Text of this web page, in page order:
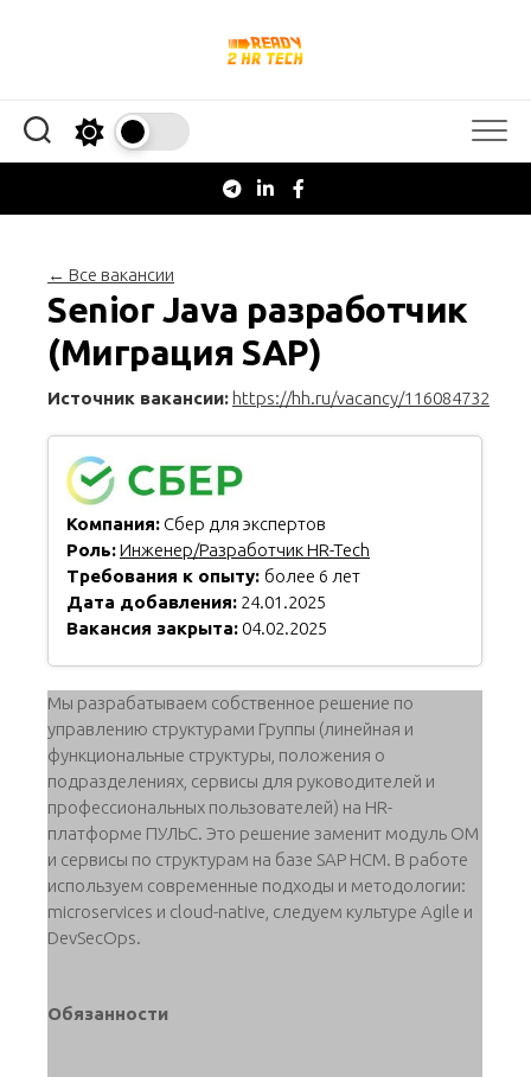
← Все вакансии
Senior Java разработчик
(Миграция SAP)
Источник вакансии: https://hh.ru/vacancy/116084732
Компания: Сбер для экспертов
Роль:Инженер/Разработчик HR-Tech
Требования к опыту: более 6 лет
Дата добавления: 24.01.2025
Вакансия закрыта: 04.02.2025
Мы разрабатываем собственное решение по
управлению структурами Группы (линейная и
функциональные структуры, положения о
подразделениях, сервисы для руководителей и
профессиональных пользователей) на HR-
платформе ПУЛЬС. Это решение заменит модуль ОМ
и сервисы по структурам на базе SAP HCM. В работе
используем современные подходы и методологии:
microservices и cloud-native, следуем культуре Agile и
DevSecOps.
Обязанности